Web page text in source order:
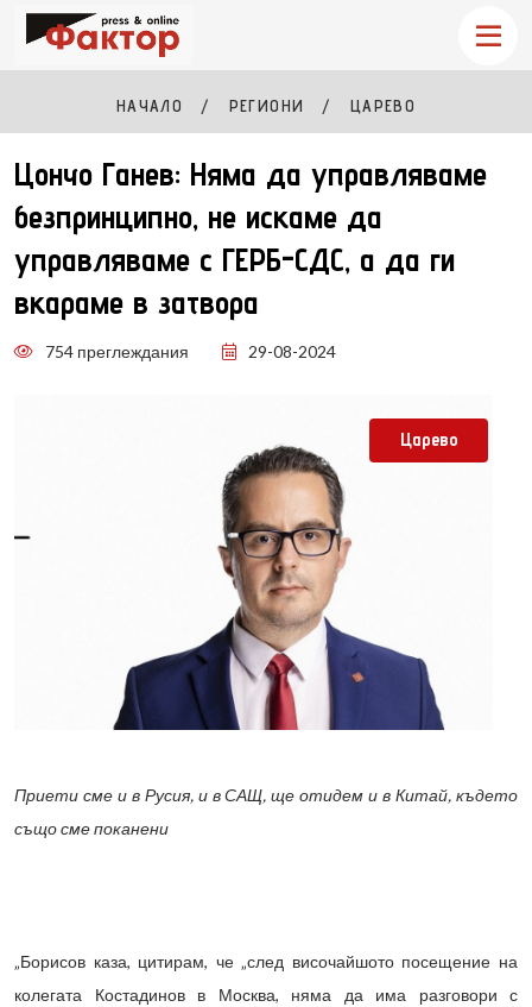
НАЧАЛО РЕГИОНИ ЦАРЕВО
Цончо Ганев: Няма да управляваме
безпринципно, не искаме да
управляваме с ГЕРБ-СДС, а да ги
вкараме в затвора
754 преглеждания 29-08-2024
Царево
Приети сме и в Русия, и в САЩ, ще отидем и в Китай, където
също сме поканени
„Борисов каза, цитирам, че „след височайшото посещение на
колегата Костадинов в Москва, няма да има разговори с